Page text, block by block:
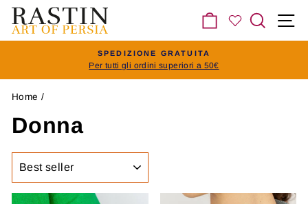
Vai
contenuto
Carrello Cerca
Pausa
SPEDIZIONE GRATUITA
Per tutti gli ordini superiori a 50€
Home /
Donna